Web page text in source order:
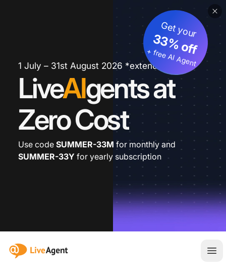
1 July – 31st August 2026 *extended
LiveAIgents at
Zero Cost
Get your
33% off
+ free AI Agent
Use code SUMMER-33M for monthly and
SUMMER-33Y for yearly subscription
:site.title